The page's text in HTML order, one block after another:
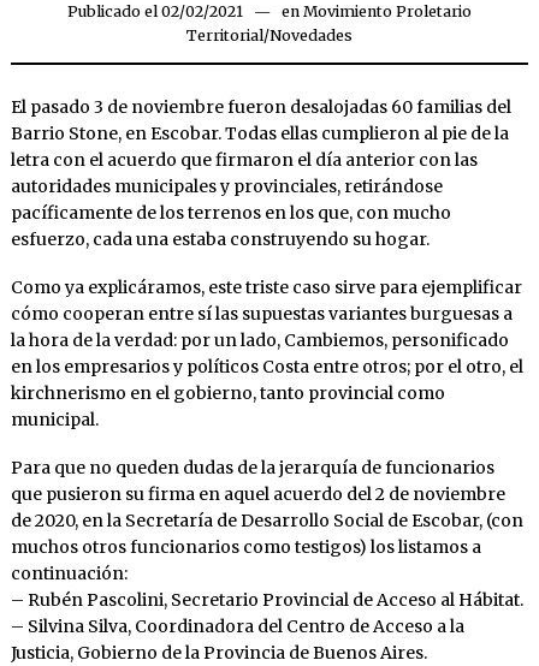
Publicado el 02/02/202102/02/2021
en Movimiento Proletario
Territorial/Novedades
El pasado 3 de noviembre fueron desalojadas 60 familias del
Barrio Stone, en Escobar. Todas ellas cumplieron al pie de la
letra con el acuerdo que firmaron el día anterior con las
autoridades municipales y provinciales, retirándose
pacíficamente de los terrenos en los que, con mucho
esfuerzo, cada una estaba construyendo su hogar.
Como ya explicáramos, este triste caso sirve para ejemplificar
cómo cooperan entre sí las supuestas variantes burguesas a
la hora de la verdad: por un lado, Cambiemos, personificado
en los empresarios y políticos Costa entre otros; por el otro, el
kirchnerismo en el gobierno, tanto provincial como
municipal.
Para que no queden dudas de la jerarquía de funcionarios
que pusieron su firma en aquel acuerdo del 2 de noviembre
de 2020, en la Secretaría de Desarrollo Social de Escobar, (con
muchos otros funcionarios como testigos) los listamos a
continuación:
– Rubén Pascolini, Secretario Provincial de Acceso al Hábitat.
– Silvina Silva, Coordinadora del Centro de Acceso a la
Justicia, Gobierno de la Provincia de Buenos Aires.